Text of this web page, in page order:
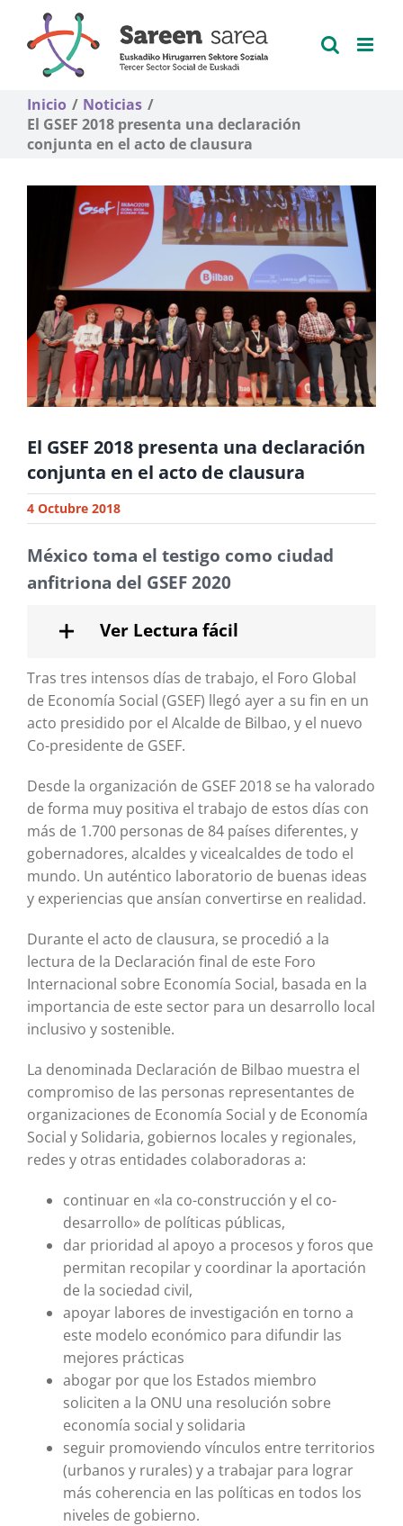
contenido
Inicio
Noticias
El GSEF 2018 presenta una declaración
conjunta en el acto de clausura
El GSEF 2018 presenta una declaración
conjunta en el acto de clausura
4 Octubre 2018
México toma el testigo como ciudad
anfitriona del GSEF 2020
Ver Lectura fácil
Tras tres intensos días de trabajo, el Foro Global
de Economía Social (GSEF) llegó ayer a su fin en un
acto presidido por el Alcalde de Bilbao, y el nuevo
Co-presidente de GSEF.
Desde la organización de GSEF 2018 se ha valorado
de forma muy positiva el trabajo de estos días con
más de 1.700 personas de 84 países diferentes, y
gobernadores, alcaldes y vicealcaldes de todo el
mundo. Un auténtico laboratorio de buenas ideas
y experiencias que ansían convertirse en realidad.
Durante el acto de clausura, se procedió a la
lectura de la Declaración final de este Foro
Internacional sobre Economía Social, basada en la
importancia de este sector para un desarrollo local
inclusivo y sostenible.
La denominada Declaración de Bilbao muestra el
compromiso de las personas representantes de
organizaciones de Economía Social y de Economía
Social y Solidaria, gobiernos locales y regionales,
redes y otras entidades colaboradoras a:
continuar en «la co-construcción y el co-
desarrollo» de políticas públicas,
dar prioridad al apoyo a procesos y foros que
permitan recopilar y coordinar la aportación
de la sociedad civil,
apoyar labores de investigación en torno a
este modelo económico para difundir las
mejores prácticas
abogar por que los Estados miembro
soliciten a la ONU una resolución sobre
economía social y solidaria
seguir promoviendo vínculos entre territorios
(urbanos y rurales) y a trabajar para lograr
más coherencia en las políticas en todos los
niveles de gobierno.